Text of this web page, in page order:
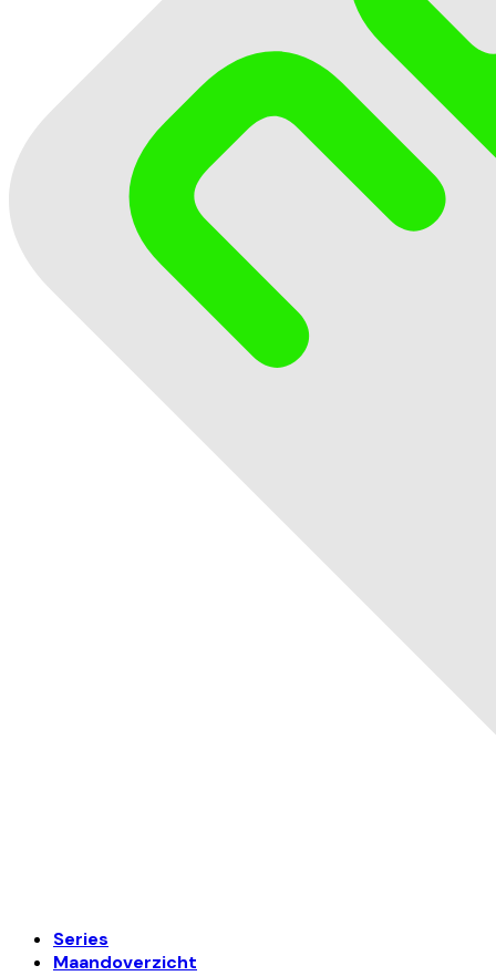
Series
Maandoverzicht